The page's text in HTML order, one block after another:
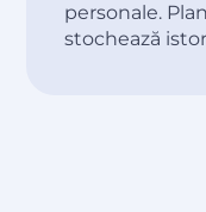
personale.
stochează